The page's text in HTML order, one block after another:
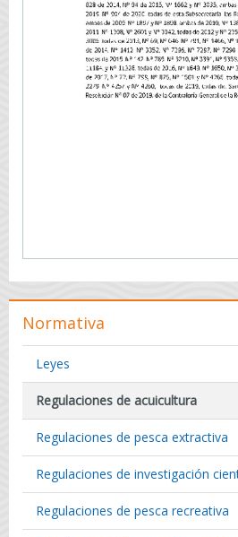
Normativa
Leyes
Regulaciones de acuicultura
Regulaciones de pesca extractiva
Regulaciones de investigación
Regulaciones de pesca recreativa